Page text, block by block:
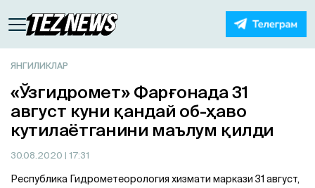
ЯНГИЛИКЛАР
«Ўзгидромет» Фарғонада 31
август куни қандай об-ҳаво
кутилаётганини маълум қилди
30.08.2020 | 17:31
Республика Гидрометеорология хизмати маркази 31 август,